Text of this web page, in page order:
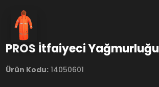
PROS İtfaiyeci Yağmurluğu
Ürün Kodu: 14050601